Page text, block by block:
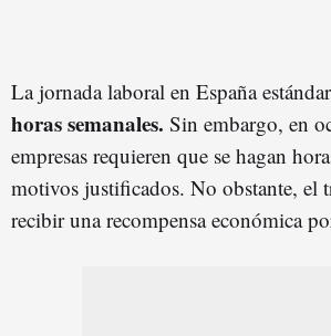
La jornada laboral en España
horas semanales. Sin embargo, en
empresas requieren que se hagan
motivos justificados. No obstante, el
recibir una recompensa económica